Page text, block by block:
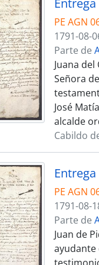
PE AGN
1791-08-
Parte de
Juana
Señora
José
alcalde
Cabildo
PE AGN
1791-08-
Parte de
Juan de
ayudante